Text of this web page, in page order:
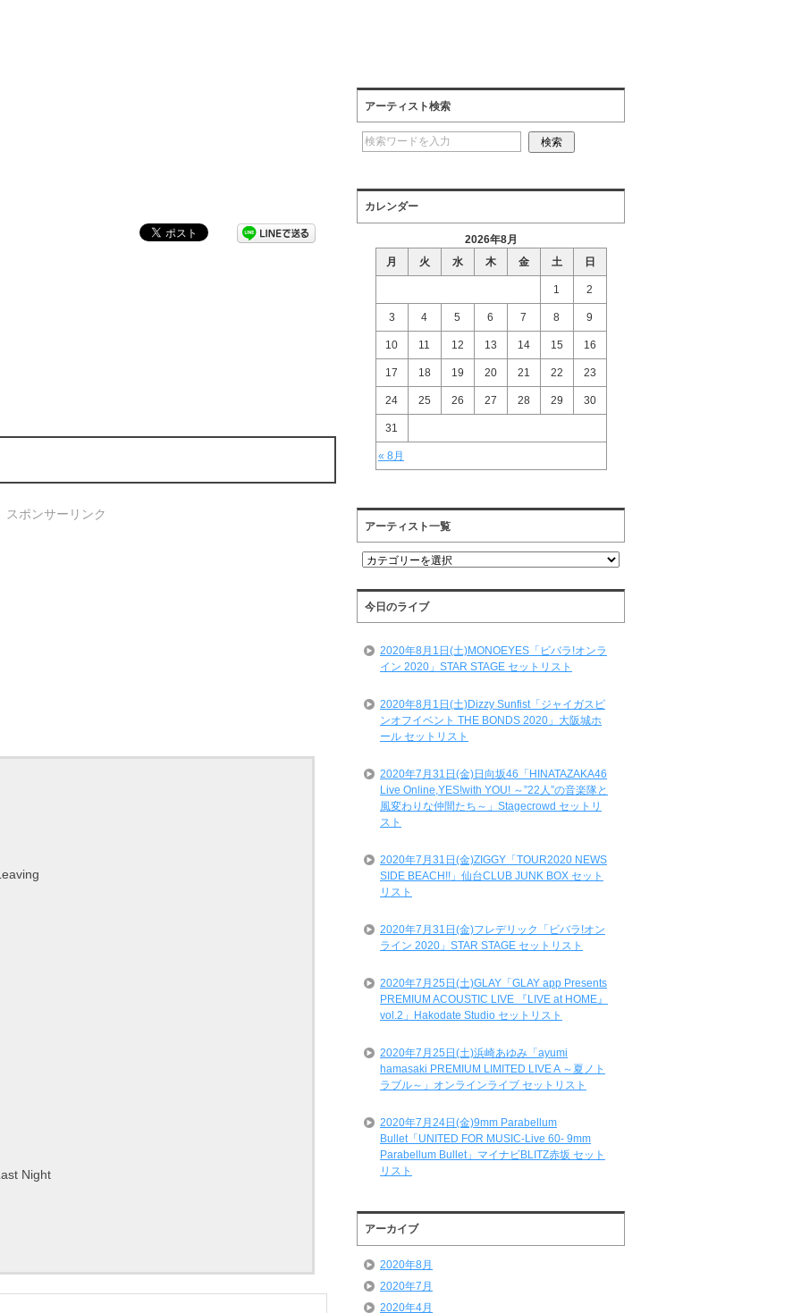
スポンサーリンク
Night
アーティスト検索
カレンダー
2026年8月
月
火 水 木 金 土 日
« 8月
1 2
3 4 5 6 7 8 9
10 11 12 13 14 15 16
17 18 19 20 21 22 23
24 25 26 27 28 29 30
31
アーティスト一覧
ア
テ
ィ
ス
一
今日のライブ
2020年8月1日(土)MONOEYES「ビバラ!オンラ
イン 2020」STAR STAGE セットリスト
2020年8月1日(土)Dizzy Sunfist「ジャイガスピ
ンオフイベント THE BONDS 2020」大阪城ホ
ール セットリスト
2020年7月31日(金)日向坂46「HINATAZAKA46
Live Online,YES!with YOU! ～”22人”の音楽隊と
風変わりな仲間たち～」Stagecrowd セットリ
スト
2020年7月31日(金)ZIGGY「TOUR2020 NEWS
SIDE BEACH!!」仙台CLUB JUNK BOX セット
リスト
2020年7月31日(金)フレデリック「ビバラ!オン
ライン 2020」STAR STAGE セットリスト
2020年7月25日(土)GLAY「GLAY app Presents
PREMIUM ACOUSTIC LIVE 『LIVE at HOME』
vol.2」Hakodate Studio セットリスト
2020年7月25日(土)浜崎あゆみ「ayumi
hamasaki PREMIUM LIMITED LIVE A ～夏ノト
ラブル～」オンラインライブ セットリスト
2020年7月24日(金)9mm Parabellum
Bullet「UNITED FOR MUSIC-Live 60- 9mm
Parabellum Bullet」マイナビBLITZ赤坂 セット
リスト
アーカイブ
2020年8月
2020年7月
2020年4月